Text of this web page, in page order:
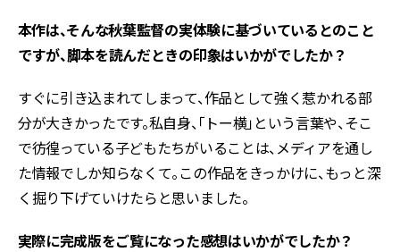
――本作は、そんな秋葉監督の実体験に基づいているとのこと
ですが、脚本を読んだときの印象はいかがでしたか？
すぐに引き込まれてしまって、作品として強く惹かれる部
分が大きかったです。私自身、「トー横」という言葉や、そこ
で彷徨っている子どもたちがいることは、メディアを通し
た情報でしか知らなくて。この作品をきっかけに、もっと深
く掘り下げていけたらと思いました。
――実際に完成版をご覧になった感想はいかがでしたか？